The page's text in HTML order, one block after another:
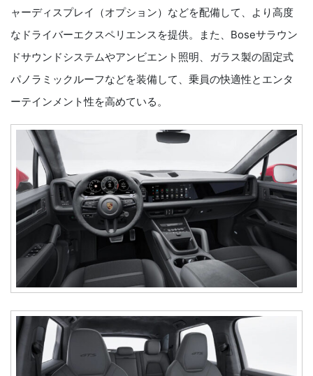
ャーディスプレイ（オプション）などを配備して、より高度
なドライバーエクスペリエンスを提供。また、Boseサラウン
ドサウンドシステムやアンビエント照明、ガラス製の固定式
パノラミックルーフなどを装備して、乗員の快適性とエンタ
ーテインメント性を高めている。